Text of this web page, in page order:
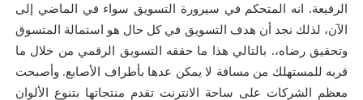
الرفيعة. انه المتحكم في سيرورة التسويق سواء في الماضي إلى
الآن، لذلك نجد أن هدف التسويق في كل حال هو استمالة المتسوق
وتحقيق رضاه،. بالتالي هذا ما حققه التسويق الرقمي من خلال ما
قربه للمستهلك من مسافة لا يمكن عدها بأطراف الأصابع. وأصبحت
معظم الشركات على ساحة الانترنت تقدم منتجاتها بتنوع الألوان